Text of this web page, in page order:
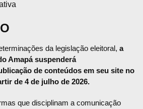
da legislação eleitoral, a
Amapá suspenderá
de conteúdos em seu site no
de 4 de julho de 2026.
que disciplinam a comunicação